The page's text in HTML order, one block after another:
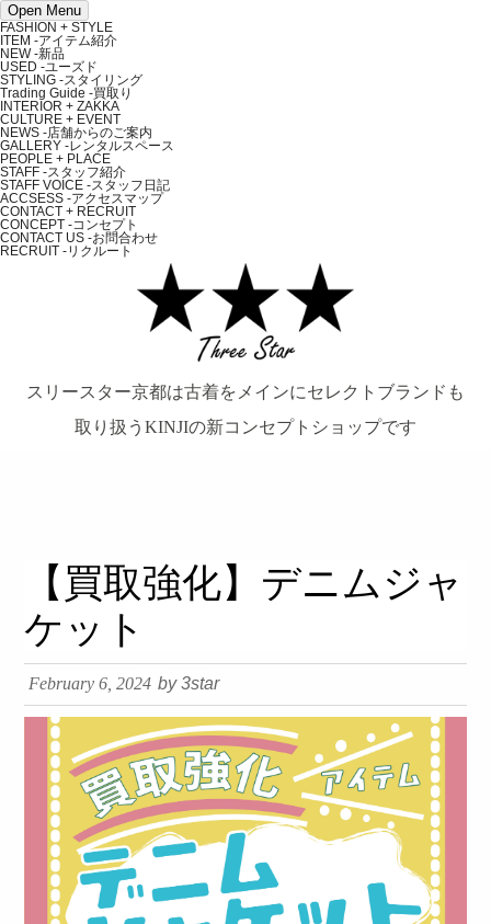
Open Menu
FASHION + STYLE
ITEM -アイテム紹介
NEW-新品
USED -ユーズド
STYLING -スタイリング
Trading Guide -買取り
INTERIOR + ZAKKA
CULTURE + EVENT
NEWS -店舗からのご案内
GALLERY -レンタルスペース
PEOPLE + PLACE
STAFF -スタッフ紹介
STAFF VOICE -スタッフ日記
ACCSESS -アクセスマップ
CONTACT + RECRUIT
CONCEPT -コンセプト
CONTACT US -お問合わせ
RECRUIT -リクルート
スリースター京都は古着をメインにセレクトブランドも
取り扱うKINJIの新コンセプトショップです
【買取強化】デニムジャ
ケット
February 6, 2024 by 3star